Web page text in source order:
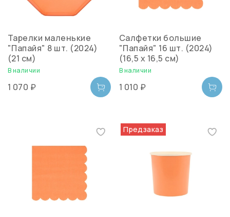
Тарелки маленькие
"Папайя" 8 шт. (2024)
(21 см)
В наличии
1 070 ₽
Салфетки большие
"Папайя" 16 шт. (2024)
(16,5 х 16,5 см)
В наличии
1 010 ₽
Предзаказ